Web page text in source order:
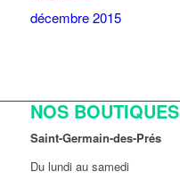
décembre 2015
NOS BOUTIQUES
Saint-Germain-des-Prés
Du lundi au samedi